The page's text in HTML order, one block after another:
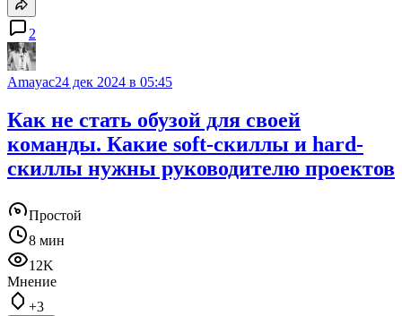
2
Amayac24 дек 2024 в 05:45
Как не стать обузой для своей
команды. Какие soft-скиллы и hard-
скиллы нужны руководителю проектов
Простой
8 мин
12K
Мнение
+3